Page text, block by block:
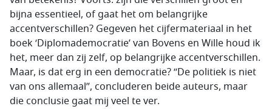
bijna essentieel, of gaat het om belangrijke
accentverschillen? Gegeven het cijfermateriaal in het
boek ‘Diplomademocratie’ van Bovens en Wille houd ik
het, meer dan zij zelf, op belangrijke accentverschillen.
Maar, is dat erg in een democratie? “De politiek is niet
van ons allemaal”, concluderen beide auteurs, maar
die conclusie gaat mij veel te ver.